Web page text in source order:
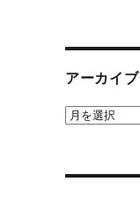
アーカイブ
ア